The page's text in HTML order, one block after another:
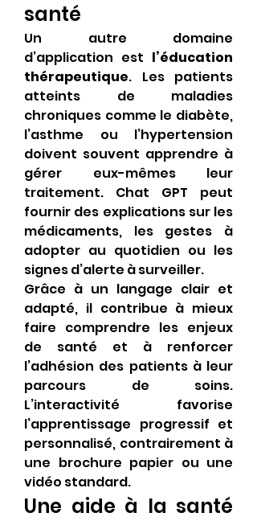
santé
Un autre domaine
d’application est l’éducation
thérapeutique. Les patients
atteints de maladies
chroniques comme le diabète,
l’asthme ou l’hypertension
doivent souvent apprendre à
gérer eux-mêmes leur
traitement. Chat GPT peut
fournir des explications sur les
médicaments, les gestes à
adopter au quotidien ou les
signes d’alerte à surveiller.
Grâce à un langage clair et
adapté, il contribue à mieux
faire comprendre les enjeux
de santé et à renforcer
l’adhésion des patients à leur
parcours de soins.
L’interactivité favorise
l’apprentissage progressif et
personnalisé, contrairement à
une brochure papier ou une
vidéo standard.
Une aide à la santé